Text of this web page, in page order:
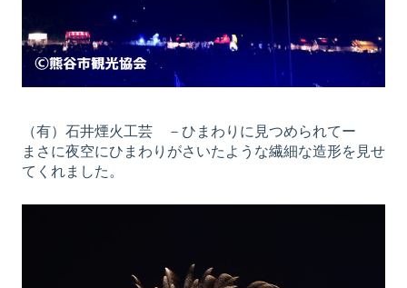
（有）石井煙火工芸 －ひまわりに見つめられてー
まさに夜空にひまわりがさいたような繊細な造形を見せ
てくれました。